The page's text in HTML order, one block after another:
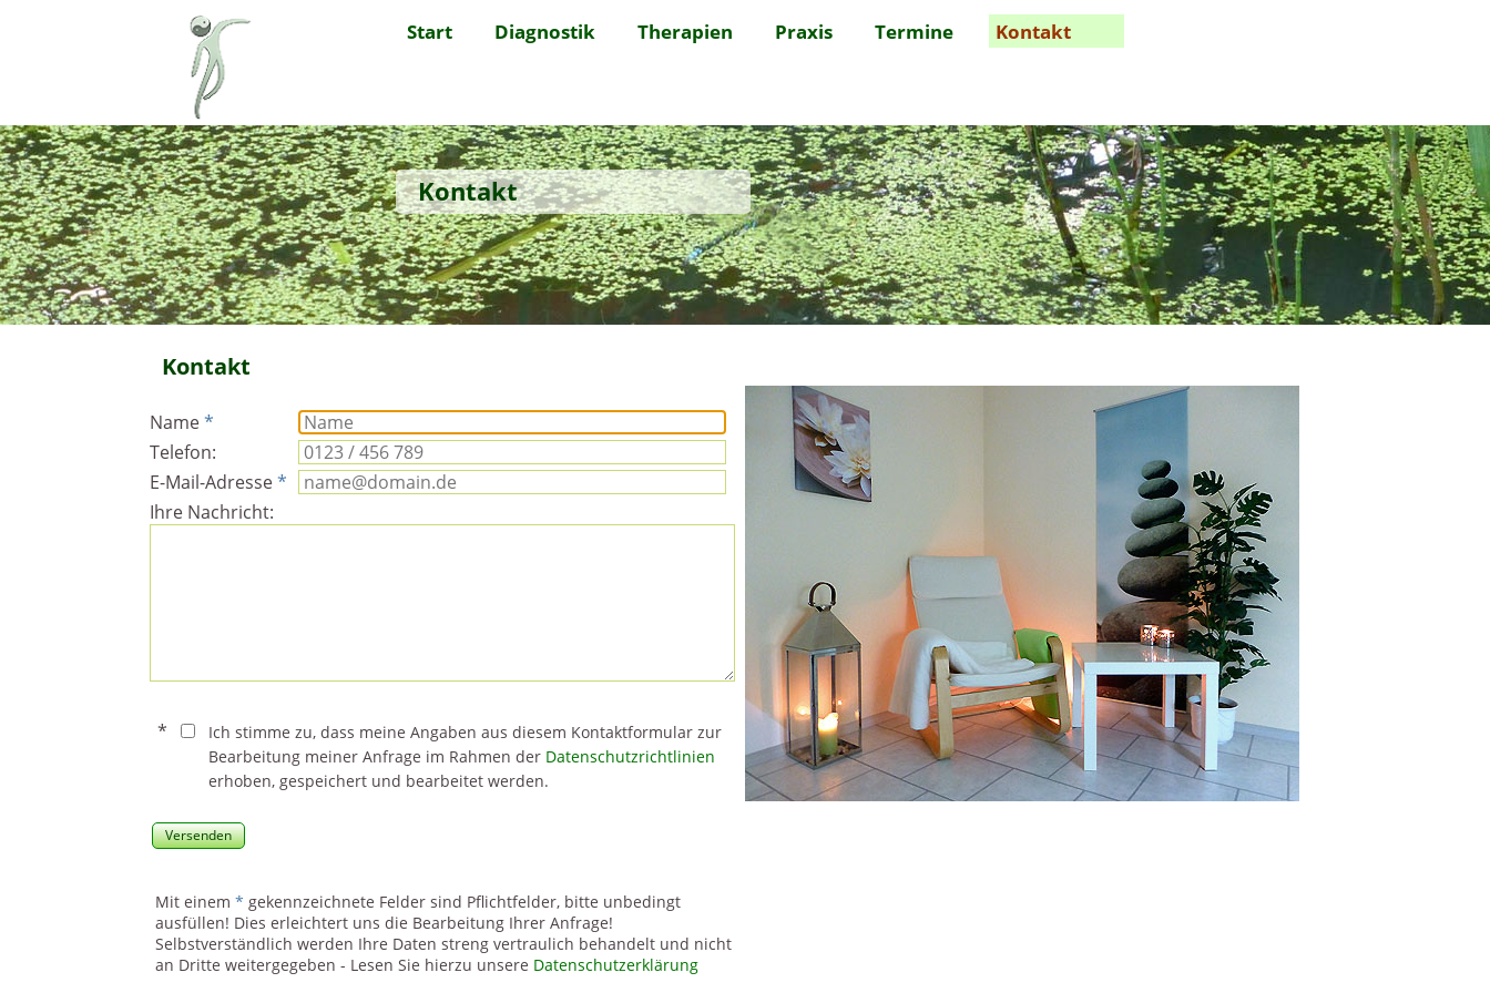
Start Diagnostik Therapien Praxis Termine Kontakt
Kontakt
Kontakt
Name*
Telefon:
E-Mail-Adresse*
Ihre Nachricht:
*
Ich stimme zu, dass meine Angaben aus diesem Kontaktformular zur
Bearbeitung meiner Anfrage im Rahmen der Datenschutzrichtlinien
erhoben, gespeichert und bearbeitet werden.
Versenden
Mit einem* gekennzeichnete Felder sind Pflichtfelder, bitte unbedingt
ausfüllen! Dies erleichtert uns die Bearbeitung Ihrer Anfrage!
Selbstverständlich werden Ihre Daten streng vertraulich behandelt und nicht
an Dritte weitergegeben - Lesen Sie hierzu unsere Datenschutzerklärung